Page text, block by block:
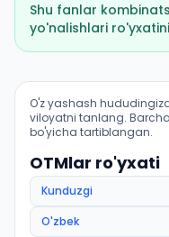
Shu fanlar
yo'nalishlari
Pediatriya ishi
O'z yashash
viloyatni tanlang.
bo'yicha tartiblangan.
OTMlar ro'yxati